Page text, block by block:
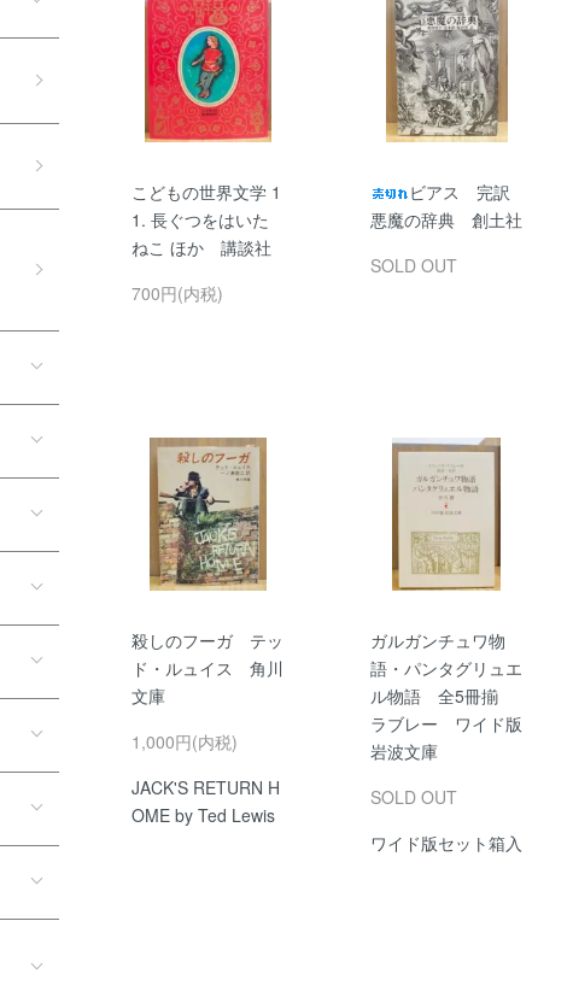
こどもの世界文学 1
1. 長ぐつをはいた
ねこ ほか 講談社
700円(内税)
ビアス 完訳
悪魔の辞典 創土社
SOLD OUT
殺しのフーガ テッ
ド・ルュイス 角川
文庫
1,000円(内税)
JACK'S RETURN H
OME by Ted Lewis
ガルガンチュワ物
語・パンタグリュエ
ル物語 全5冊揃
ラブレー ワイド版
岩波文庫
SOLD OUT
ワイド版セット箱入